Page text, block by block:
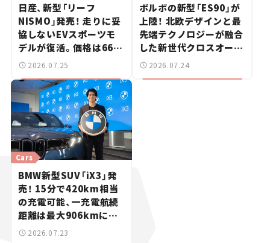
日産、新型「リーフ
NISMO」発売！ 走りに妥
協しないEVスポーツモ
デルが復活。価格は660
万円から【新車ニュース】
2026.07.25
ボルボの新型「ES90」が
上陸！ 北欧デザインと最
先端テクノロジーが融合
した新世代クロスオーバ
ー【新車ニュース】
2026.07.24
Cars
BMW新型SUV「iX3」発
売！ 15分で420km相当
の充電可能、一充電航続
距離は最大906kmに。
サッカー中村敬斗選手も
2026.07.23